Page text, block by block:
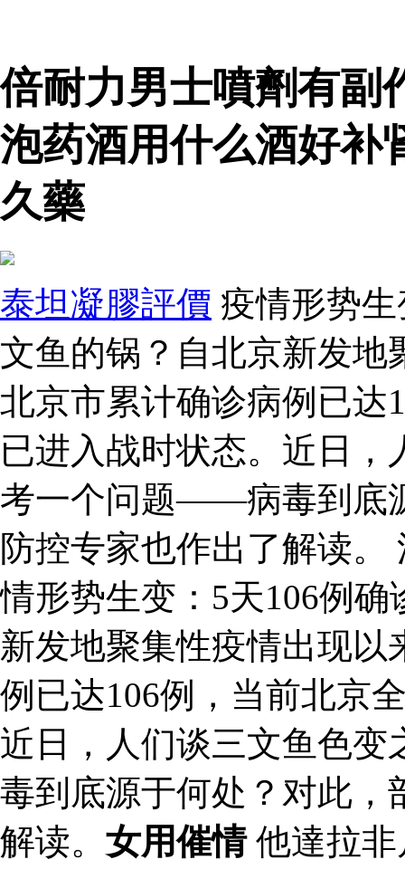
倍耐力男士噴劑有副
泡药酒用什么酒好补
久藥
泰坦凝膠評價 疫情形势
文鱼的锅？自北京新发地
北京市累计确诊病例已达
已进入战时状态。近日
考一个问题——病毒到底
防控专家也作出了解读
情形势生变：5天106例
新发地聚集性疫情出现
例已达106例，当前北京
近日，人们谈三文鱼色
毒到底源于何处？对此，
解读。 女用催情他達拉非